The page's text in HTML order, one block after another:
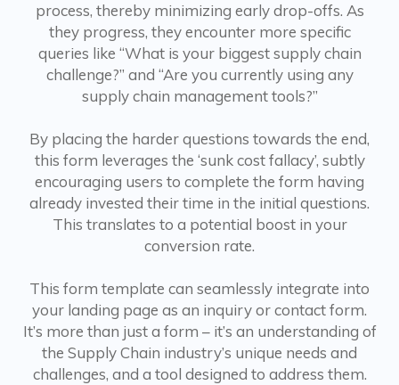
process, thereby minimizing early drop-offs. As
they progress, they encounter more specific
queries like “What is your biggest supply chain
challenge?” and “Are you currently using any
supply chain management tools?”
By placing the harder questions towards the end,
this form leverages the ‘sunk cost fallacy’, subtly
encouraging users to complete the form having
already invested their time in the initial questions.
This translates to a potential boost in your
conversion rate.
This form template can seamlessly integrate into
your landing page as an inquiry or contact form.
It’s more than just a form – it’s an understanding of
the Supply Chain industry’s unique needs and
challenges, and a tool designed to address them.